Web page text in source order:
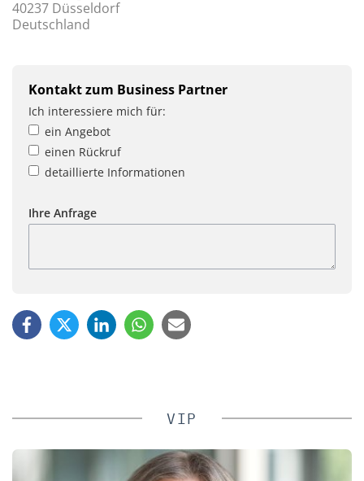
40237 Düsseldorf
Deutschland
Kontakt zum Business Partner
Ich interessiere mich für:
ein Angebot
einen Rückruf
detaillierte Informationen
Ihre Anfrage
VIP